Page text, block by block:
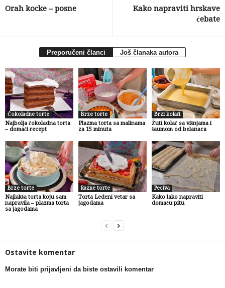
Orah kocke – posne
Kako napraviti hrskave
ćebate
Preporučeni članci Još članaka autora
Čokoladne torte
Najbolja čokoladna torta
– domaći recept
Brze torte
Plazma torta sa malinama
za 15 minuta
Brzi kolači
Žuti kolač sa višnjama i
šaumom od belanaca
Brze torte
Najlakša torta koju sam
napravila – plazma torta
sa jagodama
Razne torte
Torta Ledeni vetar sa
jagodama
Peciva
Kako lako napraviti
domaću pitu
Ostavite komentar
Morate biti prijavljeni da biste ostavili komentar